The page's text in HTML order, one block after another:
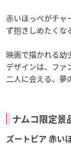
赤いほっぺがチャ
ず抱きしめたくな
映画で描かれる幼
デザインは、ファ
二人に会える、夢
ナムコ限定景
ズートピア 赤い